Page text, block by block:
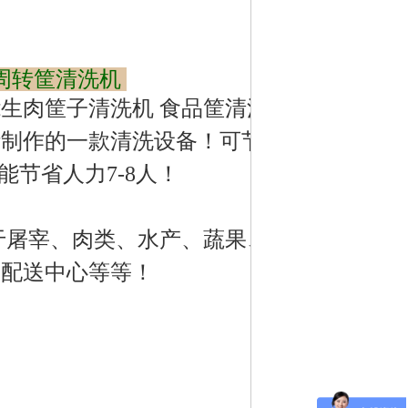
转筐清洗机
筐子清洗机 食品筐清洗
作的一款清洗设备！可节
节省人力7-8人！
宰、肉类、水产、蔬果、
送中心等等！